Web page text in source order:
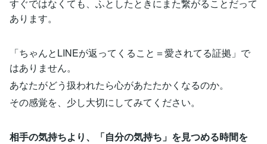
すぐではなくても、ふとしたときにまた繋がることだって
あります。
「ちゃんとLINEが返ってくること＝愛されてる証拠」で
はありません。
あなたがどう扱われたら心があたたかくなるのか。
その感覚を、少し大切にしてみてください。
相手の気持ちより、「自分の気持ち」を見つめる時間を